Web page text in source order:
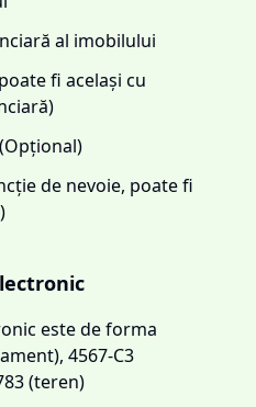
al imobilului
fi același cu
de nevoie, poate fi
este de forma
4567-C3
(teren)